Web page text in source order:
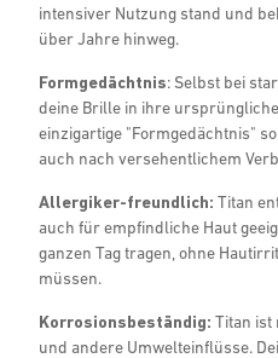
intensiver Nutzung stand und
über Jahre hinweg.
Formgedächtnis: Selbst bei
deine Brille in ihre
einzigartige "Formgedächtnis"
auch nach versehentlichem
Allergiker-freundlich: Titan
auch für empfindliche Haut
ganzen Tag tragen, ohne
müssen.
Korrosionsbeständig: Titan ist
und andere Umwelteinflüsse.